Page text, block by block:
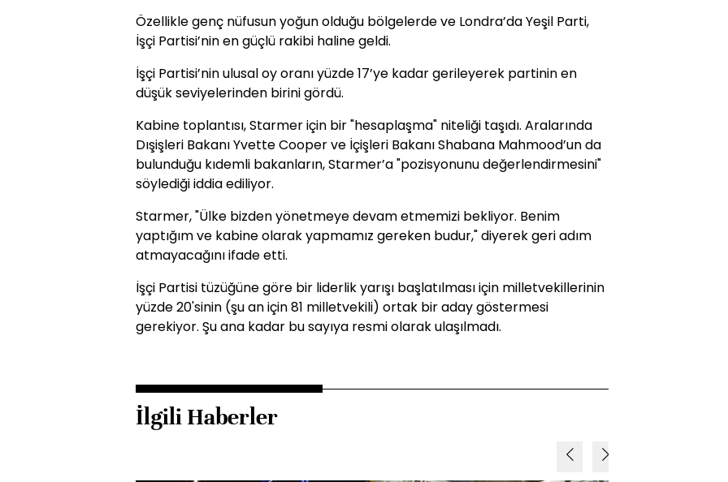
Özellikle genç nüfusun yoğun olduğu bölgelerde ve Londra’da Yeşil Parti,
İşçi Partisi’nin en güçlü rakibi haline geldi.
İşçi Partisi’nin ulusal oy oranı yüzde 17’ye kadar gerileyerek partinin en
düşük seviyelerinden birini gördü.
Kabine toplantısı, Starmer için bir "hesaplaşma" niteliği taşıdı. Aralarında
Dışişleri Bakanı Yvette Cooper ve İçişleri Bakanı Shabana Mahmood’un da
bulunduğu kıdemli bakanların, Starmer’a "pozisyonunu değerlendirmesini"
söylediği iddia ediliyor.
Starmer, "Ülke bizden yönetmeye devam etmemizi bekliyor. Benim
yaptığım ve kabine olarak yapmamız gereken budur," diyerek geri adım
atmayacağını ifade etti.
İşçi Partisi tüzüğüne göre bir liderlik yarışı başlatılması için milletvekillerinin
yüzde 20'sinin (şu an için 81 milletvekili) ortak bir aday göstermesi
gerekiyor. Şu ana kadar bu sayıya resmi olarak ulaşılmadı.
İlgili Haberler